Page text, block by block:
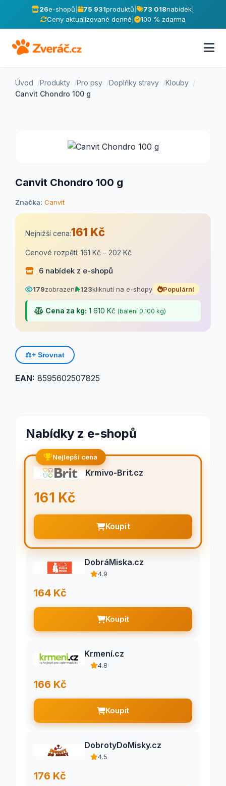
26e-shopů 75 931produktů 73 018nabídek
Ceny aktualizované denně
100 % zdarma
Úvod Produkty Pro psy Doplňky stravy
Klouby
Canvit Chondro 100 g
Canvit Chondro 100 g
Značka: Canvit
Nejnižší cena:161 Kč
Cenové rozpětí: 161 Kč – 202 Kč
6 nabídek z e-shopů
179zobrazení 123kliknutí na e-shopy Populární
Cena za kg: 1 610 Kč (balení 0,100 kg)
⚖️+ Srovnat
EAN: 8595602507825
Nabídky z e-shopů
Nejlepší cena
Krmivo-Brit.cz
161 Kč
Koupit
DobráMiska.cz
4.9
164 Kč
Koupit
Krmení.cz
4.8
166 Kč
Koupit
DobrotyDoMisky.cz
4.5
176 Kč